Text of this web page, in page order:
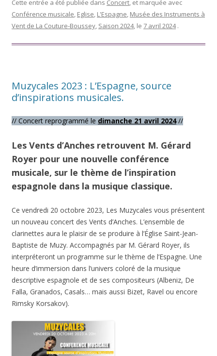
Cette entrée a été publiée dans Concert, et marquée avec
Conférence musicale, Eglise, L'Espagne, Musée des Instruments à
Vent de La Couture-Boussey, Saison 2024, le 7 avril 2024 .
Muzycales 2023 : L’Espagne, source
d’inspirations musicales.
// Concert reprogrammé le dimanche 21 avril 2024//
Les Vents d’Anches retrouvent M. Gérard
Royer pour une nouvelle conférence
musicale, sur le thème de l’inspiration
espagnole dans la musique classique.
Ce vendredi 20 octobre 2023, Les Muzycales vous présentent
un nouveau concert des Vents d’Anches. L’ensemble de
clarinettes aura le plaisir de se produire à l’Église Saint-Jean-
Baptiste de Muzy. Accompagnés par M. Gérard Royer, ils
interpréteront un programme sur le thème de l’Espagne. Une
heure d’immersion dans l’univers coloré de la musique
descriptive espagnole et de ses compositeurs (Albeniz, De
Falla, Granados, Casals… mais aussi Bizet, Ravel ou encore
Rimsky Korsakov).